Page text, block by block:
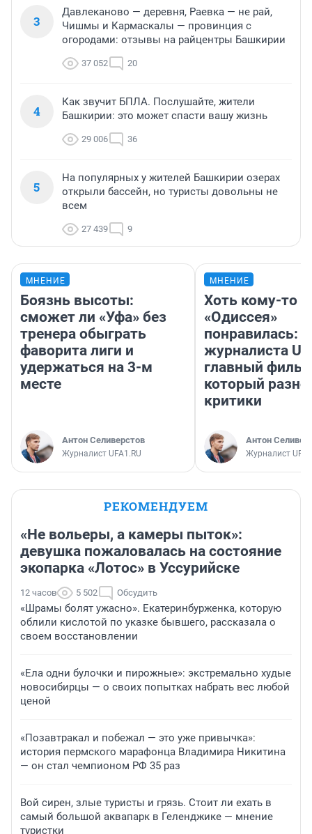
3
Давлеканово — деревня, Раевка — не рай,
Чишмы и Кармаскалы — провинция с
огородами: отзывы на райцентры Башкирии
37 052 20
4
Как звучит БПЛА. Послушайте, жители
Башкирии: это может спасти вашу жизнь
29 006 36
5
На популярных у жителей Башкирии озерах
открыли бассейн, но туристы довольны не
всем
27 439 9
МНЕНИЕ
Боязнь высоты:
сможет ли «Уфа» без
тренера обыграть
фаворита лиги и
удержаться на 3-м
месте
Антон Селиверстов
Журналист UFA1.RU
МНЕНИЕ
Хоть кому-то
«Одиссея»
понравилась:
журналиста
главный
который
критики
Антон
Журналист
РЕКОМЕНДУЕМ
«Не вольеры, а камеры пыток»:
девушка пожаловалась на состояние
экопарка «Лотос» в Уссурийске
12 часов 5 502 Обсудить
«Шрамы болят ужасно». Екатеринбурженка, которую
облили кислотой по указке бывшего, рассказала о
своем восстановлении
«Ела одни булочки и пирожные»: экстремально худые
новосибирцы — о своих попытках набрать вес любой
ценой
«Позавтракал и побежал — это уже привычка»:
история пермского марафонца Владимира Никитина
— он стал чемпионом РФ 35 раз
Вой сирен, злые туристы и грязь. Стоит ли ехать в
самый большой аквапарк в Геленджике — мнение
туристки